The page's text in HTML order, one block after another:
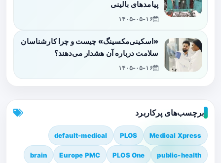
پیامدهای بالینی
۱۴۰۵-۰۵-۱۶
«اسکینی‌مکسینگ» چیست و چرا کارشناسان
سلامت درباره آن هشدار می‌دهند؟
۱۴۰۵-۰۵-۱۶
برچسب‌های پرکاربرد
Medical Xpress
PLOS
default-medical
public-health
PLOS One
Europe PMC
brain